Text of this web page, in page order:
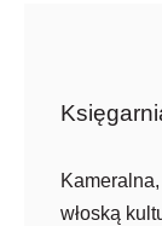
włoską